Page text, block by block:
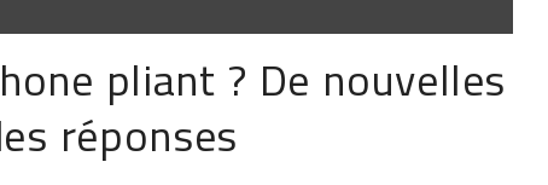
pliant ? De nouvelles
réponses